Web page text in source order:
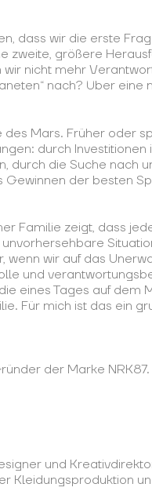
dass wir die erste
zweite, größere
nicht mehr
nach? Über eine
des Mars. Früher oder
durch Investitionen
durch die Suche nach
Gewinnen der besten
Familie zeigt, dass
wenn wir auf das
und
eines Tages auf dem
Für mich ist das ein
der Marke NRK87.
und
Kleidungsproduktion